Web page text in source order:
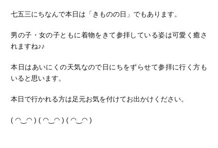
七五三にちなんで本日は「きものの日」でもあります。
男の子・女の子ともに着物をきて参拝している姿は可愛く癒さ
れますね♪♪
本日はあいにくの天気なので日にちをずらせて参拝に行く方も
いると思います。
本日で行かれる方は足元お気を付けてお出かけください。
( ◠‿◠ ) ( ◠‿◠ ) ( ◠‿◠ )